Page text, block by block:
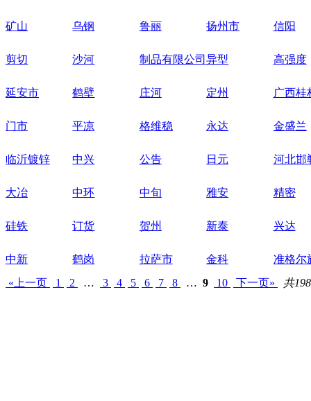
矿山 乌钢 鲁丽 扬州市 信阳
剪切 沙河 制品有限公司 异型 高强度
延安市 鹤壁 庄河 定州 广西桂
门市 平凉 格维稳 永达 金盛兰
临沂镀锌 中兴 公告 日元 河北邯
大冶 中环 中旬 雅安 精密
硅铁 订货 贺州 新泰 兴达
中新 鹤岗 拉萨市 金科
准格尔
«上一页
1 2 … 3 4 5 6 7 8 … 9 10 下一页» 共